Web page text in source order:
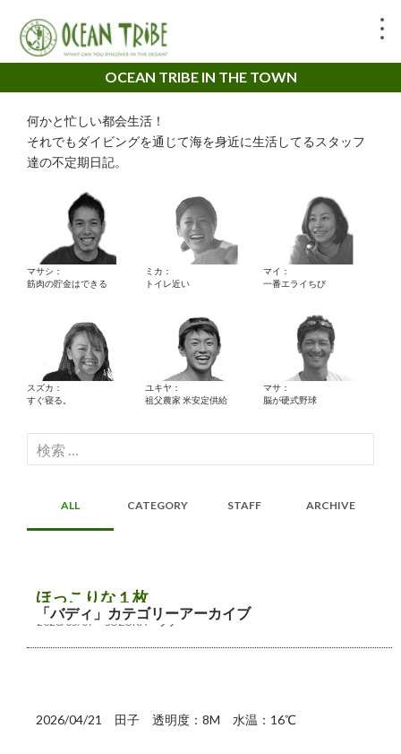
OCEAN TRIBE IN THE TOWN
何かと忙しい都会生活！
それでもダイビングを通じて海を身近に生活してるスタッフ
達の不定期日記。
マサシ：
筋肉の貯金はできる
ミカ：
トイレ近い
マイ：
一番エライちび
スズカ：
すぐ寝る。
ユキヤ：
祖父農家 米安定供給
マサ：
脳が硬式野球
検
索:
ALL CATEGORY STAFF ARCHIVE
「バディ」カテゴリーアーカイブ
ほっこりな１枚
2026/05/07 SUZUKA ツアー
2026/04/21 田子 透明度：8M 水温：16℃